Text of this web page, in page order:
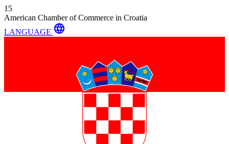
15
American Chamber of Commerce in Croatia
LANGUAGE language